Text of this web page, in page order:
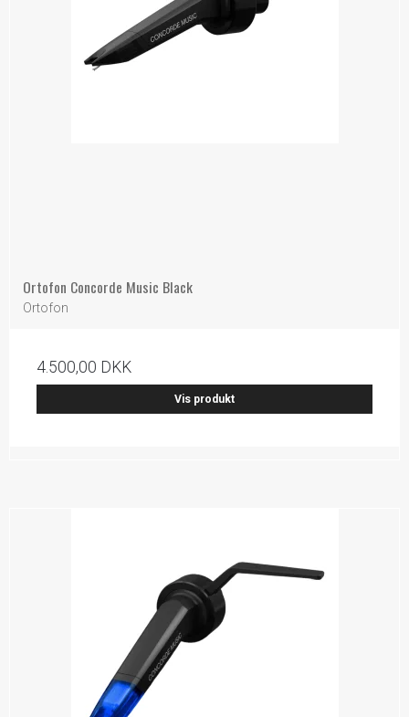
Ortofon Concorde Music Black
Ortofon
4.500,00 DKK
Vis produkt